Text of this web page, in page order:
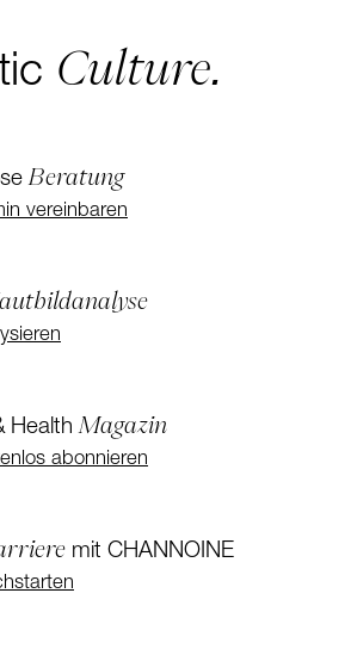
Culture.
Beratung
vereinbaren
HealthMagazin
abonnieren
mit CHANNOINE